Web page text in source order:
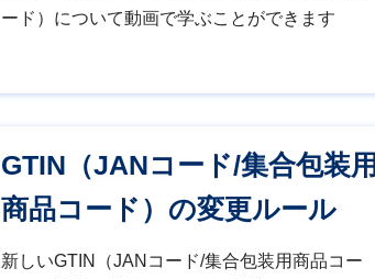
ード）について動画で学ぶことができます
GTIN（JANコード/集合包装用
商品コード）の変更ルール
新しいGTIN（JANコード/集合包装用商品コー